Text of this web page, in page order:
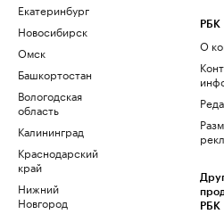
Екатеринбург
Новосибирск
Омск
Башкортостан
Вологодская
область
Калининград
Краснодарский
край
Нижний
Новгород
РБК
О
РБК